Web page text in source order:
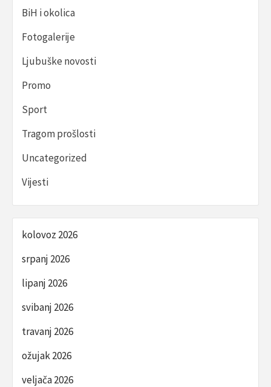
BiH i okolica
Fotogalerije
Ljubuške novosti
Promo
Sport
Tragom prošlosti
Uncategorized
Vijesti
kolovoz 2026
srpanj 2026
lipanj 2026
svibanj 2026
travanj 2026
ožujak 2026
veljača 2026